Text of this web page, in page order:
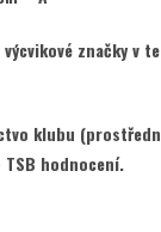
značky v
klubu
hodnocení.